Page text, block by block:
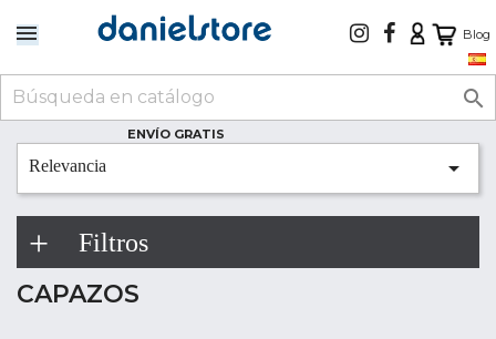
Blog

ENVÍO GRATIS
Relevancia 
Filtros
CAPAZOS